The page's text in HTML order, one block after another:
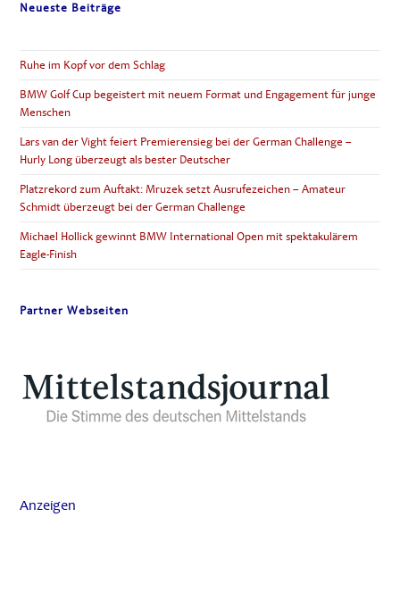
Neueste Beiträge
Ruhe im Kopf vor dem Schlag
BMW Golf Cup begeistert mit neuem Format und Engagement für junge
Menschen
Lars van der Vight feiert Premierensieg bei der German Challenge –
Hurly Long überzeugt als bester Deutscher
Platzrekord zum Auftakt: Mruzek setzt Ausrufezeichen – Amateur
Schmidt überzeugt bei der German Challenge
Michael Hollick gewinnt BMW International Open mit spektakulärem
Eagle-Finish
Partner Webseiten
Anzeigen